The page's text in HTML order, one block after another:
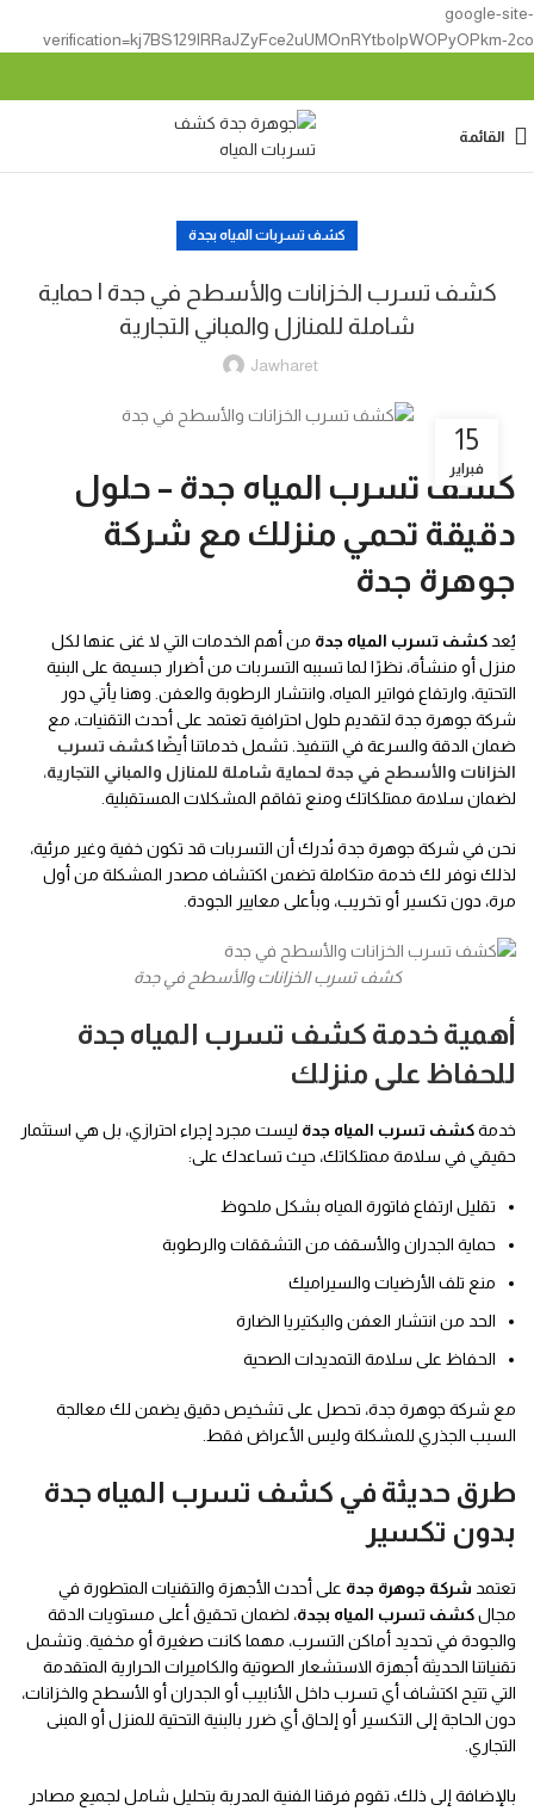
google-site-
verification=kj7BS129lRRaJZyFce2uUMOnRYtbolpWOPyOPkm-2co
القائمة
كشف تسربات المياه بجدة
كشف تسرب الخزانات والأسطح في جدة | حماية
شاملة للمنازل والمباني التجارية
Jawharet
15
فبراير
كشف تسرب المياه جدة – حلول
دقيقة تحمي منزلك مع شركة
جوهرة جدة
يُعد كشف تسرب المياه جدة من أهم الخدمات التي لا غنى عنها لكل
منزل أو منشأة، نظرًا لما تسببه التسربات من أضرار جسيمة على البنية
التحتية، وارتفاع فواتير المياه، وانتشار الرطوبة والعفن. وهنا يأتي دور
شركة جوهرة جدة لتقديم حلول احترافية تعتمد على أحدث التقنيات، مع
ضمان الدقة والسرعة في التنفيذ. تشمل خدماتنا أيضًاكشف تسرب
الخزانات والأسطح في جدة لحماية شاملة للمنازل والمباني التجارية،
لضمان سلامة ممتلكاتك ومنع تفاقم المشكلات المستقبلية.
نحن في شركة جوهرة جدة نُدرك أن التسربات قد تكون خفية وغير مرئية،
لذلك نوفر لك خدمة متكاملة تضمن اكتشاف مصدر المشكلة من أول
مرة، دون تكسير أو تخريب، وبأعلى معايير الجودة.
كشف تسرب الخزانات والأسطح في جدة
أهمية خدمة كشف تسرب المياه جدة
للحفاظ على منزلك
خدمةكشف تسرب المياه جدة ليست مجرد إجراء احترازي، بل هي استثمار
حقيقي في سلامة ممتلكاتك، حيث تساعدك على:
تقليل ارتفاع فاتورة المياه بشكل ملحوظ
حماية الجدران والأسقف من التشققات والرطوبة
منع تلف الأرضيات والسيراميك
الحد من انتشار العفن والبكتيريا الضارة
الحفاظ على سلامة التمديدات الصحية
مع شركة جوهرة جدة، تحصل على تشخيص دقيق يضمن لك معالجة
السبب الجذري للمشكلة وليس الأعراض فقط.
طرق حديثة في كشف تسرب المياه جدة
بدون تكسير
تعتمد شركة جوهرة جدة على أحدث الأجهزة والتقنيات المتطورة في
مجالكشف تسرب المياه بجدة، لضمان تحقيق أعلى مستويات الدقة
والجودة في تحديد أماكن التسرب، مهما كانت صغيرة أو مخفية. وتشمل
تقنياتنا الحديثة أجهزة الاستشعار الصوتية والكاميرات الحرارية المتقدمة
التي تتيح اكتشاف أي تسرب داخل الأنابيب أو الجدران أو الأسطح والخزانات،
دون الحاجة إلى التكسير أو إلحاق أي ضرر بالبنية التحتية للمنزل أو المبنى
التجاري.
بالإضافة إلى ذلك، تقوم فرقنا الفنية المدربة بتحليل شامل لجميع مصادر